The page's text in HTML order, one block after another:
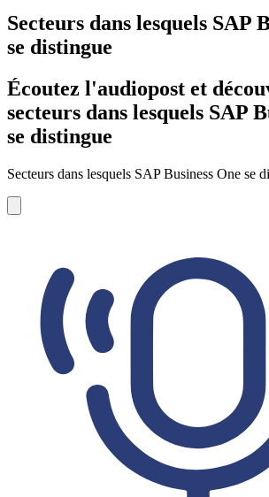
Secteurs dans lesquels SAP
se distingue
Écoutez l'audiopost et
secteurs dans lesquels SAP
se distingue
Secteurs dans lesquels SAP Business One se